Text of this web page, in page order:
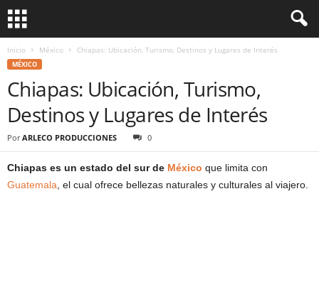
Inicio México Chiapas: Ubicación, Turismo, Destinos y Lugares de Interés
MÉXICO
Chiapas: Ubicación, Turismo,
Destinos y Lugares de Interés
Por ARLECO PRODUCCIONES 0
Chiapas es un estado del sur de México que limita con
Guatemala , el cual ofrece bellezas naturales y culturales al viajero.